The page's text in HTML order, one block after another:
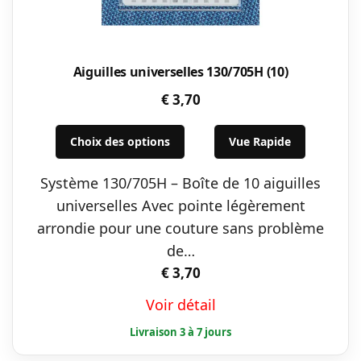
Aiguilles universelles 130/705H (10)
€3,70
Choix des options
Ce
produit
a
plusieurs
variations.
être
choisies
sur
Vue Rapide
Système 130/705H – Boîte de 10 aiguilles
universelles Avec pointe légèrement
arrondie pour une couture sans problème
de…
€3,70
Voir détail